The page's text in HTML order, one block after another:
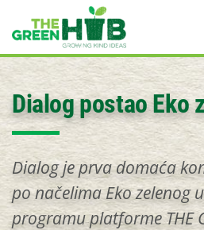
Skip to main content
Dialog postao Eko
Dialog je prva domaća
po načelima Eko zelenog
programu platforme THE